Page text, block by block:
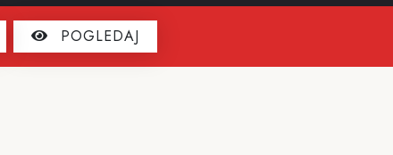
POGLEDAJ